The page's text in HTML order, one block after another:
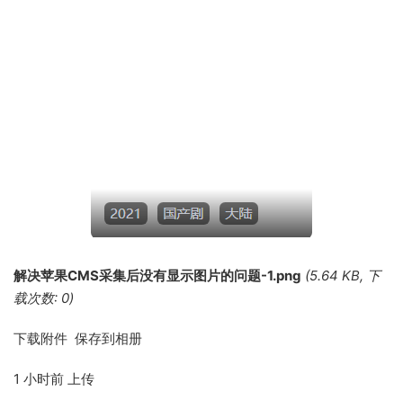
解决苹果CMS采集后没有显示图片的问题-1.png (5.64 KB, 下
载次数: 0)
下载附件 保存到相册
1 小时前 上传